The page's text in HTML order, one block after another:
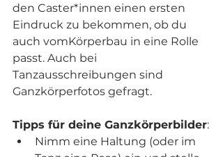
den Caster*innen einen ersten
Eindruck zu bekommen, ob du
auch vomKörperbau in eine Rolle
passt. Auch bei
Tanzausschreibungen sind
Ganzkörperfotos gefragt.
Tipps für deine Ganzkörperbilder:
Nimm eine Haltung (oder im